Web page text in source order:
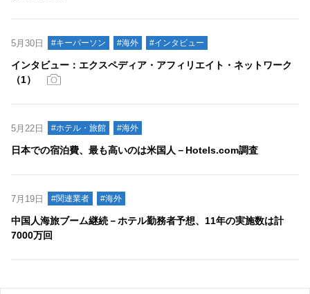
5月30日 #キーパーソン #海外 #インタビュー
インタビュー：エクスペディア・アフィリエイト・ネットワーク
（1）
5月22日 #ホテル・旅館 #海外
日本での宿泊費、最も高いのは米国人－Hotels.com調査
7月19日 #関連業者 #海外
中国人海旅ブーム継続－ホテル勤務者予想、11年の実施数は計
7000万回